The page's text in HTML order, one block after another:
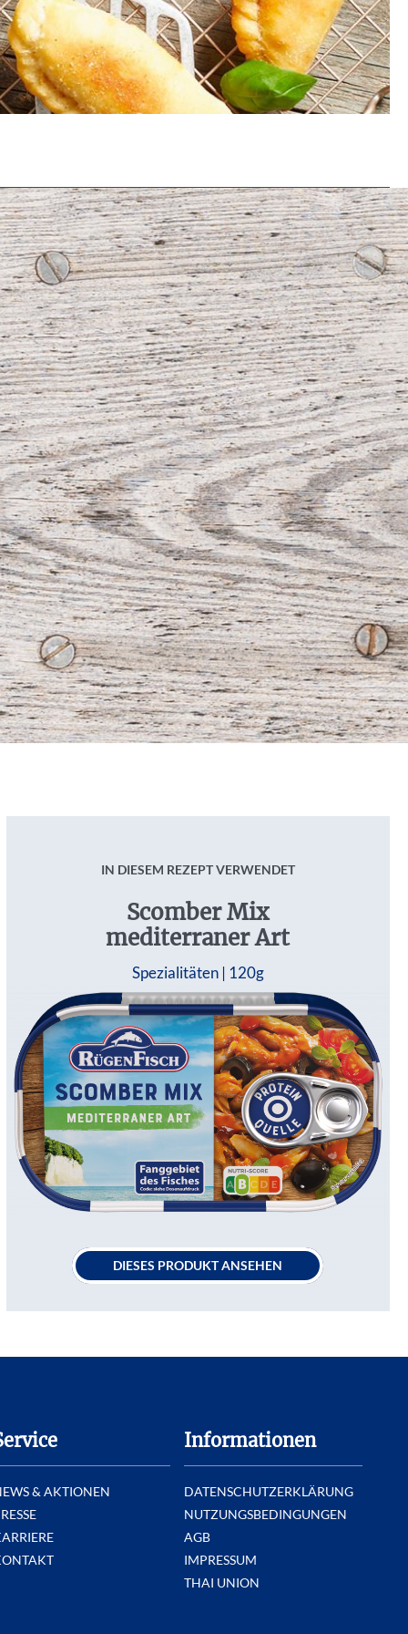
IN DIESEM REZEPT VERWENDET
Scomber Mix
mediterraner Art
Spezialitäten | 120g
DIESES PRODUKT ANSEHEN
& AKTIONEN
Informationen
DATENSCHUTZERKLÄRUNG
NUTZUNGSBEDINGUNGEN
AGB
IMPRESSUM
THAI UNION